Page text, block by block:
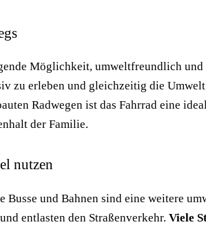
Möglichkeit, umweltfreundlich
zu erleben und gleichzeitig die Umwelt
Radwegen ist das Fahrrad eine
der Familie.
nutzen
und Bahnen sind eine weitere
entlasten den Straßenverkehr. Viele